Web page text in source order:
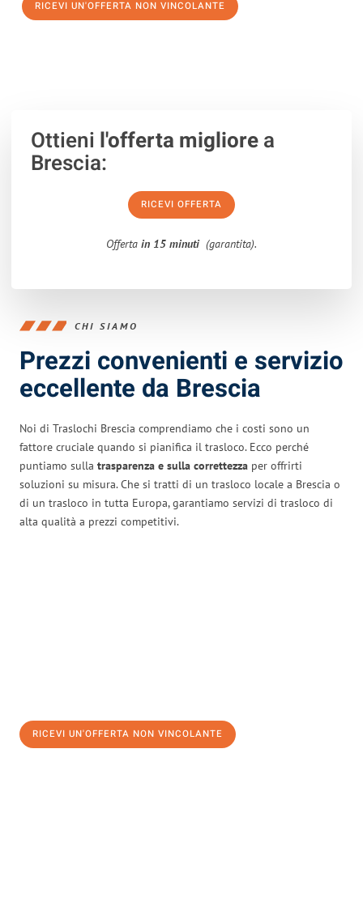
RICEVI UN'OFFERTA NON VINCOLANTE
Ottieni l'offerta migliorea
Brescia:
RICEVI OFFERTA
Offerta in 15 minuti (garantita).
CHI SIAMO
Prezzi convenienti e servizio
eccellente da Brescia
Noi di Traslochi Brescia comprendiamo che i costi sono un
fattore cruciale quando si pianifica il trasloco. Ecco perché
puntiamo sulla trasparenza e sulla correttezza per offrirti
soluzioni su misura. Che si tratti di un trasloco locale a Brescia o
di un trasloco in tutta Europa, garantiamo servizi di trasloco di
alta qualità a prezzi competitivi.
RICEVI UN'OFFERTA NON VINCOLANTE